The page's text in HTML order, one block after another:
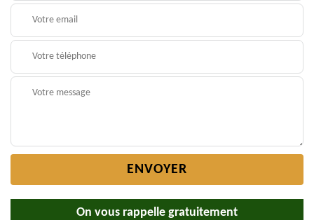
On vous rappelle gratuitement